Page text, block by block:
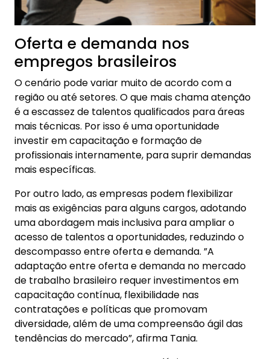
Oferta e demanda nos
empregos brasileiros
O cenário pode variar muito de acordo com a
região ou até setores. O que mais chama atenção
é a escassez de talentos qualificados para áreas
mais técnicas. Por isso é uma oportunidade
investir em capacitação e formação de
profissionais internamente, para suprir demandas
mais específicas.
Por outro lado, as empresas podem flexibilizar
mais as exigências para alguns cargos, adotando
uma abordagem mais inclusiva para ampliar o
acesso de talentos a oportunidades, reduzindo o
descompasso entre oferta e demanda. ”A
adaptação entre oferta e demanda no mercado
de trabalho brasileiro requer investimentos em
capacitação contínua, flexibilidade nas
contratações e políticas que promovam
diversidade, além de uma compreensão ágil das
tendências do mercado”, afirma Tania.